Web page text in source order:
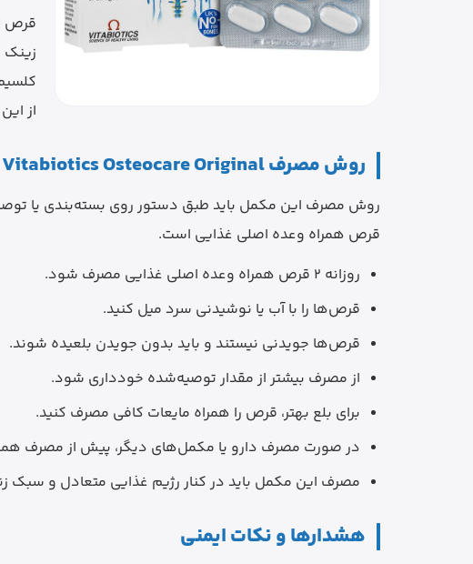
قرص
از
روش مصرف Vitabiotics Osteocare Original
قرص همراه وعده اصلی غذایی است.
روزانه 2 قرص همراه وعده اصلی غذایی مصرف شود.
قرص‌ها را با آب یا نوشیدنی سرد میل کنید.
قرص‌ها جویدنی نیستند و باید بدون جویدن بلعیده شوند.
از مصرف بیشتر از مقدار توصیه‌شده خودداری شود.
برای بلع بهتر، قرص را همراه مایعات کافی مصرف کنید.
در صورت مصرف دارو یا مکمل‌های دیگر، پیش از مصرف
مصرف این مکمل باید در کنار رژیم غذایی متعادل و سبک
هشدارها و نکات ایمنی